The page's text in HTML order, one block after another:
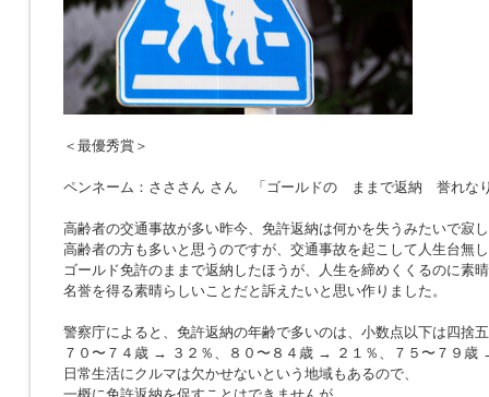
＜最優秀賞＞
ペンネーム：さささん さん 「ゴールドの ままで返納 誉れな
高齢者の交通事故が多い昨今、免許返納は何かを失うみたいで寂
高齢者の方も多いと思うのですが、交通事故を起こして人生台無
ゴールド免許のままで返納したほうが、人生を締めくくるのに素
名誉を得る素晴らしいことだと訴えたいと思い作りました。
警察庁によると、免許返納の年齢で多いのは、小数点以下は四捨
７０〜７４歳 → ３２％、８０〜８４歳 → ２１％、７５〜７９歳
日常生活にクルマは欠かせないという地域もあるので、